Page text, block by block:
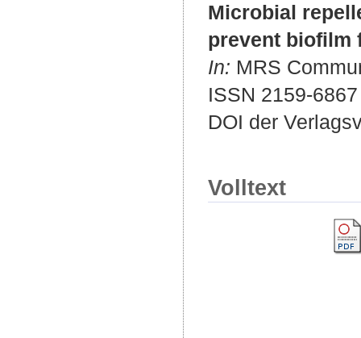
Microbial
prevent biofilm
In: MRS
ISSN 2159-6867
DOI der
Volltext